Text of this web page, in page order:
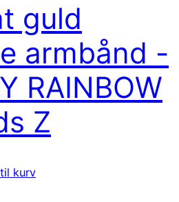
guld
armbånd -
RAINBOW
Z
kurv